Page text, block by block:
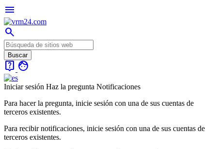
menu
search
live_help face
Iniciar sesión Haz la pregunta Notificaciones
Para hacer la pregunta, inicie sesión con una de sus cuentas de
terceros existentes.
Para recibir notificaciones, inicie sesión con una de sus cuentas de
terceros existentes.